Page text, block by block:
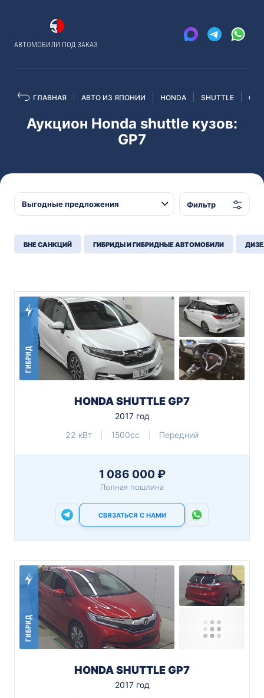
АВТОМОБИЛИ ПОД ЗАКАЗ
ГЛАВНАЯ АВТО ИЗ ЯПОНИИ HONDA SHUTTLE GP7
Аукцион Honda shuttle кузов:
GP7
Фильтр
ВНЕ САНКЦИЙ ГИБРИДЫ И ГИБРИДНЫЕ АВТОМОБИЛИ
ГИБРИД
HONDA SHUTTLE GP7
2017 год
22 кВт
1500cc Передний
1 086 000 ₽
Полная пошлина
СВЯЗАТЬСЯ С НАМИ
ГИБРИД
HONDA SHUTTLE GP7
2017 год